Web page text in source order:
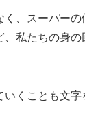
く、スーパー
、私たちの身
いくことも文